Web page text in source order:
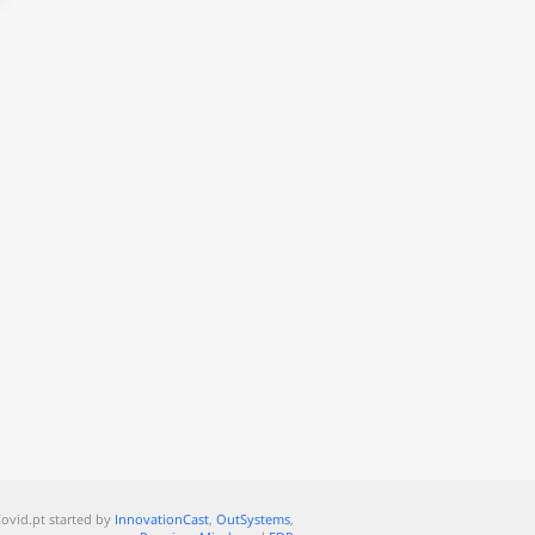
started by InnovationCast, OutSystems,